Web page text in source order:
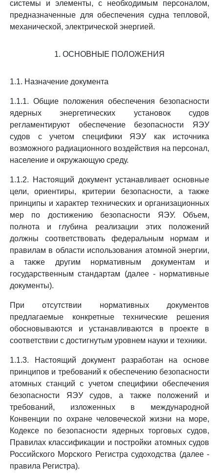
системы и элементы, с необходимым персоналом,
предназначенные для обеспечения судна тепловой,
механической, электрической энергией.
1. ОСНОВНЫЕ ПОЛОЖЕНИЯ
1.1. Назначение документа
1.1.1. Общие положения обеспечения безопасности
ядерных энергетических установок судов
регламентируют обеспечение безопасности ЯЭУ
судов с учетом специфики ЯЭУ как источника
возможного радиационного воздействия на персонал,
население и окружающую среду.
1.1.2. Настоящий документ устанавливает основные
цели, ориентиры, критерии безопасности, а также
принципы и характер технических и организационных
мер по достижению безопасности ЯЭУ. Объем,
полнота и глубина реализации этих положений
должны соответствовать федеральным нормам и
правилам в области использования атомной энергии,
а также другим нормативным документам и
государственным стандартам (далее - нормативные
документы).
При отсутствии нормативных документов
предлагаемые конкретные технические решения
обосновываются и устанавливаются в проекте в
соответствии с достигнутым уровнем науки и техники.
1.1.3. Настоящий документ разработан на основе
принципов и требований к обеспечению безопасности
атомных станций с учетом специфики обеспечения
безопасности ЯЭУ судов, а также положений и
требований, изложенных в международной
Конвенции по охране человеческой жизни на море,
Кодексе по безопасности ядерных торговых судов,
Правилах классификации и постройки атомных судов
Российского Морского Регистра судоходства (далее -
правила Регистра).